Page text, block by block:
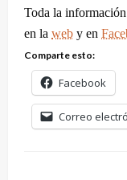
Toda la
en la web y en
Comparte esto:
Facebook
Correo